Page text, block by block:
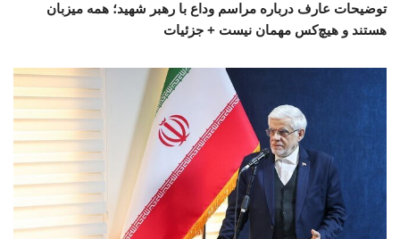
توضیحات عارف درباره مراسم وداع با رهبر شهید؛ همه میزبان
هستند و هیچ‌کس مهمان نیست + جزئیات